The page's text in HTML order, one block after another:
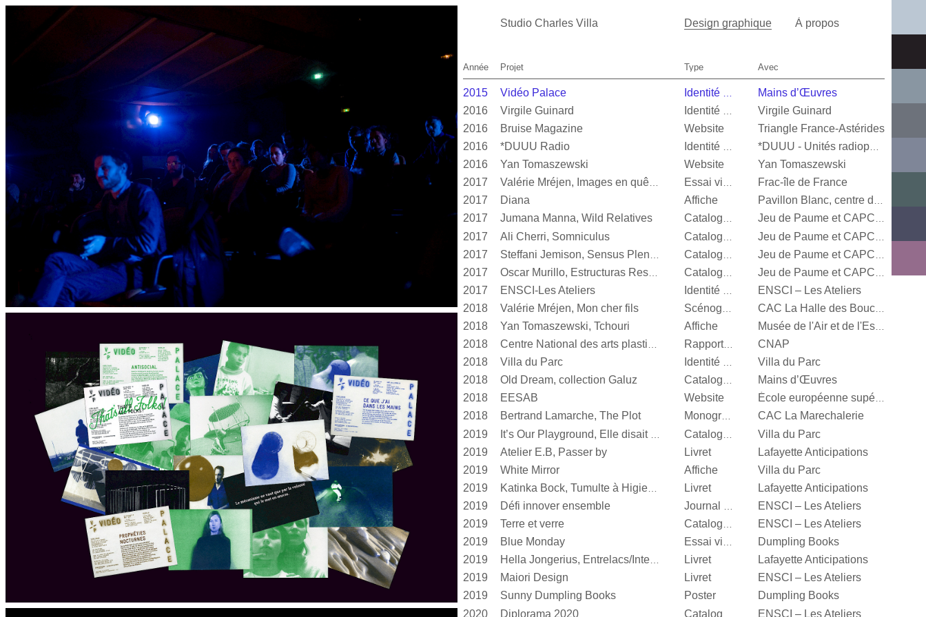
Studio Charles Villa Design graphique À propos
Année Projet Type Avec
2015 Vidéo Palace
Mains d’Œuvres
2016
Virgile Guinard
Virgile Guinard
2016
Bruise Magazine Website
Triangle France-Astérides
2016
*DUUU Radio Identité visuelle *DUUU - Unités radiophoniques mobiles
2016 Yan Tomaszewski Website
Yan Tomaszewski
2017
Valérie Mréjen, Images en quête d'histoires Essai visuel
Frac-île de France
2017
Diana Affiche Pavillon Blanc, centre d’art contemporain de la Ville de Colomiers
2017 Jumana Manna, Wild Relatives Catalogue d’exposition Jeu de Paume et CAPC Bordeaux
2017 Ali Cherri, Somniculus
2017
2017 Oscar Murillo, Estructuras Resonantes
2017 ENSCI-Les Ateliers
ENSCI – Les Ateliers
2018
Valérie Mréjen, Mon cher fils
2018 Yan Tomaszewski, Tchouri Affiche Musée de l'Air et de l'Espace
2018 Centre National des arts plastiques Rapport d’activité
CNAP
2018
Villa du Parc Identité visuelle
Villa du Parc
2018
Old Dream, collection Galuz Catalogue d’exposition
Mains d’Œuvres
2018
EESAB Website École européenne supérieure d'art de Bretagne
2018 Bertrand Lamarche, The Plot Monographie
CAC La Marechalerie
2019
Villa du Parc
2019
Atelier E.B, Passer by Livret
Lafayette Anticipations
2019
White Mirror Affiche
Villa du Parc
2019
Katinka Bock, Tumulte à Higienopolis Livret
Lafayette Anticipations
2019
Défi innover ensemble
ENSCI – Les Ateliers
2019
Terre et verre Catalogue d’exposition
ENSCI – Les Ateliers
2019
Blue Monday Essai visuel
Dumpling Books
2019
Hella Jongerius, Entrelacs/Interlace Livret
Lafayette Anticipations
2019
Maiori Design Livret
ENSCI – Les Ateliers
2019
Sunny Dumpling Books Poster
Dumpling Books
2020
Diplorama 2020 ENSCI – Les Ateliers